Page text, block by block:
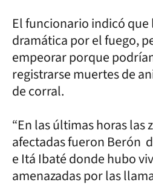
El funcionario indicó que
dramática por el fuego,
empeorar porque
registrarse muertes de
de corral.
“En las últimas horas las
afectadas fueron Berón
e Itá Ibaté donde hubo
amenazadas por las